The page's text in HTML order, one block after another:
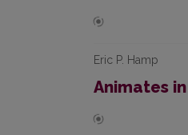
Eric P. Hamp
Animates in